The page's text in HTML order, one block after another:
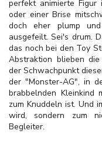
perfekt animierte Figur
oder einer Brise
doch eher plump
ausgefeilt. Sei's drum.
das noch bei den Toy
Abstraktion blieben
der Schwachpunkt
der "Monster-AG", in
brabbelnden Kleinkind
zum Knuddeln ist. Und
wird, sondern zum
Begleiter.